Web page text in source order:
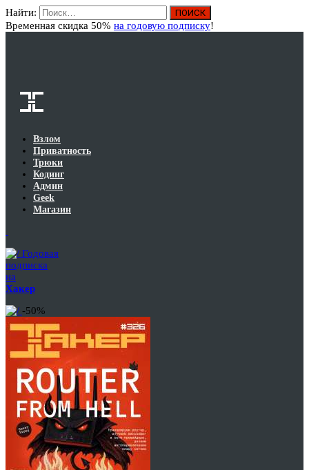
Найти:
Временная скидка 50% на годовую подписку!
Взлом
Приватность
Трюки
Кодинг
Админ
Geek
Магазин
Годовая
подписка
на
Хакер
-50%